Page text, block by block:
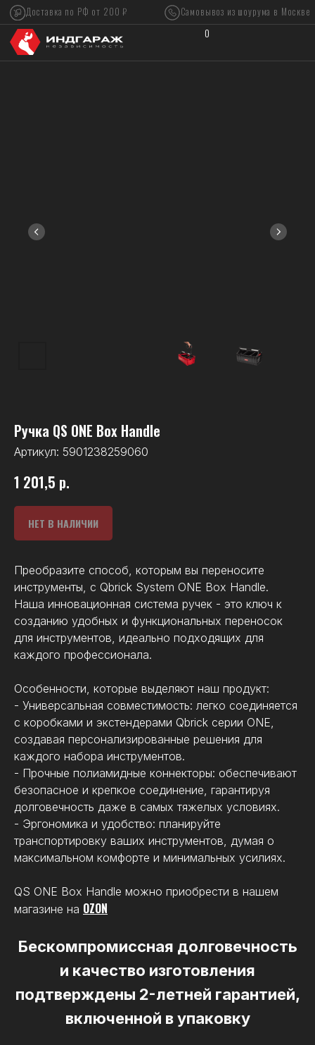
0
Самовывоз из шоурума в Москве
Доставка по РФ от 200 ₽
Ручка QS ONE Box Handle
Артикул: 5901238259060
1 201,5 р.
НЕТ В НАЛИЧИИ
Преобразите способ, которым вы переносите
инструменты, с Qbrick System ONE Box Handle.
Наша инновационная система ручек - это ключ к
созданию удобных и функциональных переносок
для инструментов, идеально подходящих для
каждого профессионала.
Особенности, которые выделяют наш продукт:
- Универсальная совместимость: легко соединяется
с коробками и экстендерами Qbrick серии ONE,
создавая персонализированные решения для
каждого набора инструментов.
- Прочные полиамидные коннекторы: обеспечивают
безопасное и крепкое соединение, гарантируя
долговечность даже в самых тяжелых условиях.
- Эргономика и удобство: планируйте
транспортировку ваших инструментов, думая о
максимальном комфорте и минимальных усилиях.
QS ONE Box Handle можно приобрести в нашем
магазине на OZON
Бескомпромиссная долговечность
и качество изготовления
подтверждены 2-летней гарантией,
включенной в упаковку
Рекомендуем